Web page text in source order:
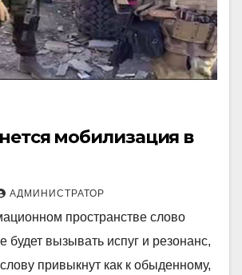
мобилизация в
АДМИНИСТРАТОР
пространстве слово
будет вызывать испуг и резонанс,
привыкнут как к обыденному,